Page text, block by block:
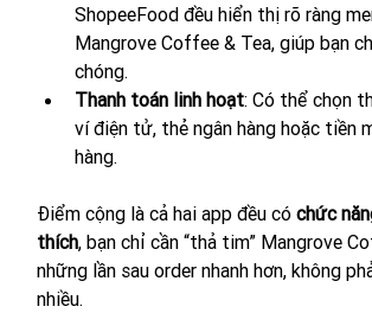
ShopeeFood đều hiển thị rõ ràng
Mangrove Coffee & Tea, giúp bạn
chóng.
Thanh toán linh hoạt: Có thể chọn
ví điện tử, thẻ ngân hàng hoặc tiền
hàng.
Điểm cộng là cả hai app đều có chức
thích, bạn chỉ cần “thả tim” Mangrove
những lần sau order nhanh hơn, không
nhiều.